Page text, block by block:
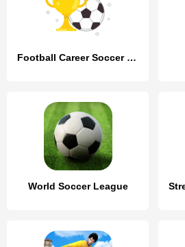
Football Career Soccer Legend
World Soccer League